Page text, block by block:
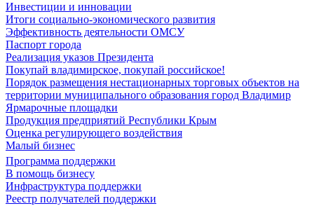
Инвестиции и инновации
Итоги социально-экономического развития
Эффективность деятельности ОМСУ
Паспорт города
Реализация указов Президента
Покупай владимирское, покупай российское!
Порядок размещения нестационарных торговых объектов на
территории муниципального образования город Владимир
Ярмарочные площадки
Продукция предприятий Республики Крым
Оценка регулирующего воздействия
Малый бизнес
Программа поддержки
В помощь бизнесу
Инфраструктура поддержки
Реестр получателей поддержки